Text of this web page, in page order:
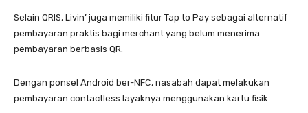
Selain QRIS, Livin’ juga memiliki fitur Tap to Pay sebagai alternatif
pembayaran praktis bagi merchant yang belum menerima
pembayaran berbasis QR.
Dengan ponsel Android ber-NFC, nasabah dapat melakukan
pembayaran contactless layaknya menggunakan kartu fisik.